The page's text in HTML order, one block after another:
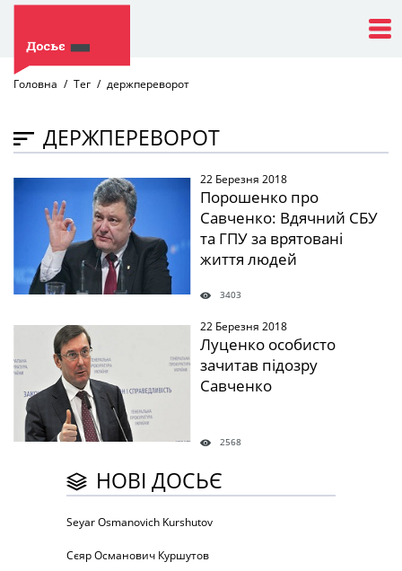
Головна Тег держпереворот
ДЕРЖПЕРЕВОРОТ
22 Березня 2018
Порошенко про
Савченко: Вдячний СБУ
та ГПУ за врятовані
життя людей
3403
22 Березня 2018
Луценко особисто
зачитав підозру
Савченко
2568
НОВІ ДОСЬЄ
Seyar Osmanovich Kurshutov
Сєяр Османович Куршутов